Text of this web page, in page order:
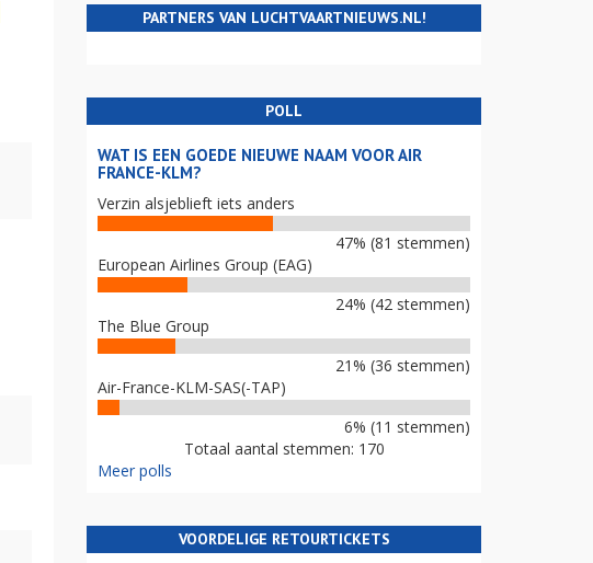
PARTNERS VAN LUCHTVAARTNIEUWS.NL!
POLL
WAT IS EEN GOEDE NIEUWE NAAM VOOR AIR
FRANCE-KLM?
Verzin alsjeblieft iets anders
47% (81 stemmen)
European Airlines Group (EAG)
24% (42 stemmen)
The Blue Group
21% (36 stemmen)
Air-France-KLM-SAS(-TAP)
6% (11 stemmen)
Totaal aantal stemmen: 170
Meer polls
VOORDELIGE RETOURTICKETS